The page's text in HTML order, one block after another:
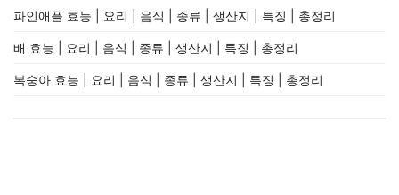
파인애플 효능 | 요리 | 음식 | 종류 | 생산지 | 특징 | 총정리
배 효능 | 요리 | 음식 | 종류 | 생산지 | 특징 | 총정리
복숭아 효능 | 요리 | 음식 | 종류 | 생산지 | 특징 | 총정리